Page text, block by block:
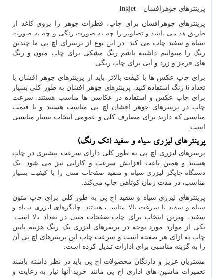
پرینترهای جوهرافشان – Inkjet
پرینترهای جوهرافشان برای چاپ، قطرات جوهر را بروی کاغذ از
طریق هد می پاشد و تصاویر را چه به صورت رنگی و چه به صورت
سیاه و سفید چاپ می کند. در این نوع از پرینترای اچ پی ما چندین
رنگ را میتوانیم داشتیه باشم رنگ مشکی برای چاپ متون و رنگ
های قرمز و زرد و آبی برای چاپ رنگی.
برای چاپ عکس ها با کیفت بالاتر باید از پرینترهای جوهر افشان با
تعداد 6 رنگ استفاده کنید. پرینترهای جوهر افشان به طور کلی بسیار
برای چاپ عکس و استفاده در عکاسی ها مناسب هستند. سرعت
چاپ در پرینترهای جوهر افشان اچ پی مناسب هستند و با قیمت
مناسبی که دارند برای مصارف کلی و عمومی انتخاب بسیار مناسبی
است.
پرینترهای لیزری سیاه و سفید (تک رنگ)
پرینترهای لیزری اچ پی به طور کلی دارای سرعت بیشتری در چاپ
هستند و همین باعث افزایش سرعت و کارایی نیز می شود. یک
دستگاه چاپگر لیزری سیاه و سفید صفحات متنی را با کیفیت بسیار
مناسب، در مدت زمان کوتاهی چاپ می‌کند.
پرینترهای لیزری سیاه و سفید اچ پی به طور کلی برای چاپ متون
سیاه و سفید با سرعت بالا مناسب هستند. چاپگرهای لیزری سیاه و
سفید، بهترین انتخاب برای چاپ صفحات متنی در تعداد بالا است.
یکی از موارد مورد توجه در پرینترهای لیزری تک رنگ هزینه پایین
چاپ به ازای هر صفحه است و سرعت چاپ این پرینترهای اچ پی آن
را به گزینه مناسبی برای ادارات تبدیل کرده است.
مشتریان عزیز و دارنگان محصولات اچ پی باید در نظر داشته باشند
تعمیرات ماشین های اداری اچ پی مانند خرید آنها نیاز به رعایت و